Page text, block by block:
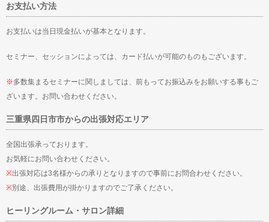
お支払い方法
お支払いは当日現金払いが基本となります。
セミナー、セッションによっては、カード払いが可能のものもございます。
※多数集まるセミナーに関しましては、前もってお振込みをお願いする事もご
ざいます。お問い合わせください。
三重県四日市市からの出張対応エリア
全国出張承っております。
お気軽にお問い合わせください。
※出張対応は3名様からの承りとなりますので事前にお問合わせください。
※別途、出張費用が掛かりますのでご了承ください。
ヒーリングルーム・サロン詳細